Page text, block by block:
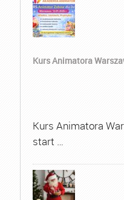
Kurs Animatora
Kurs Animatora
start …